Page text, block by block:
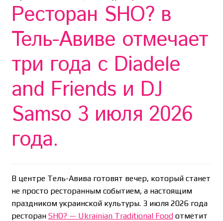
Ресторан SHO? в
Тель-Авиве отмечает
три года с Diadele
and Friends и DJ
Samso 3 июля 2026
года.
В центре Тель-Авива готовят вечер, который станет
не просто ресторанным событием, а настоящим
праздником украинской культуры. 3 июля 2026 года
ресторан SHO? — Ukrainian Traditional Foodотметит